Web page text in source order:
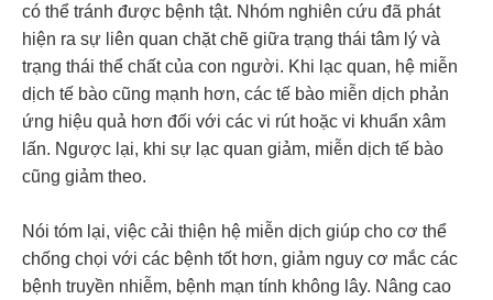
có thể tránh được bệnh tật. Nhóm nghiên cứu đã phát
hiện ra sự liên quan chặt chẽ giữa trạng thái tâm lý và
trạng thái thể chất của con người. Khi lạc quan, hệ miễn
dịch tế bào cũng mạnh hơn, các tế bào miễn dịch phản
ứng hiệu quả hơn đối với các vi rút hoặc vi khuẩn xâm
lấn. Ngược lại, khi sự lạc quan giảm, miễn dịch tế bào
cũng giảm theo.
Nói tóm lại, việc cải thiện hệ miễn dịch giúp cho cơ thể
chống chọi với các bệnh tốt hơn, giảm nguy cơ mắc các
bệnh truyền nhiễm, bệnh mạn tính không lây. Nâng cao